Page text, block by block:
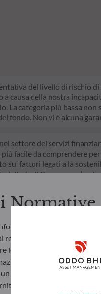
Disclaimer
del livello di
causa della nostra
La categoria più bassa
fondo. Non vi è alcuna
settore dei servizi
facile da comprendere
sui fattori legati alla
e/o di Governance)
nel superare le
Normative
prima di accedere
residenti italiani.
le informazioni e i servizi
ivi contenute sono
un invito a sottoscrivere i
esclusivamente a scopi